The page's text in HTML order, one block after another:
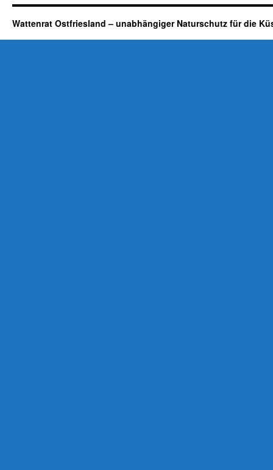
Wattenrat Ostfriesland – unabhängiger Naturschutz für die